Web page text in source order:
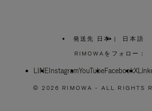
発送先 日本
お
住
い
域
|
RIMOWAをフォロー：
LINEInstagramYouTubeFacebookX
© 2026 RIMOWA - ALL RIGHTS